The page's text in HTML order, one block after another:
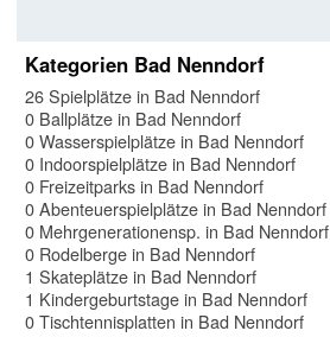
Kategorien Bad Nenndorf
26 Spielplätze in Bad Nenndorf
0 Ballplätze in Bad Nenndorf
0 Wasserspielplätze in Bad Nenndorf
0 Indoorspielplätze in Bad Nenndorf
0 Freizeitparks in Bad Nenndorf
0 Abenteuerspielplätze in Bad Nenndorf
0 Mehrgenerationensp. in Bad Nenndorf
0 Rodelberge in Bad Nenndorf
1 Skateplätze in Bad Nenndorf
1 Kindergeburtstage in Bad Nenndorf
0 Tischtennisplatten in Bad Nenndorf